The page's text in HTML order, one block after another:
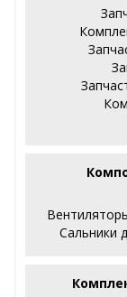
Сальники